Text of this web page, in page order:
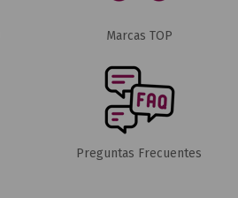
Marcas TOP
Preguntas Frecuentes